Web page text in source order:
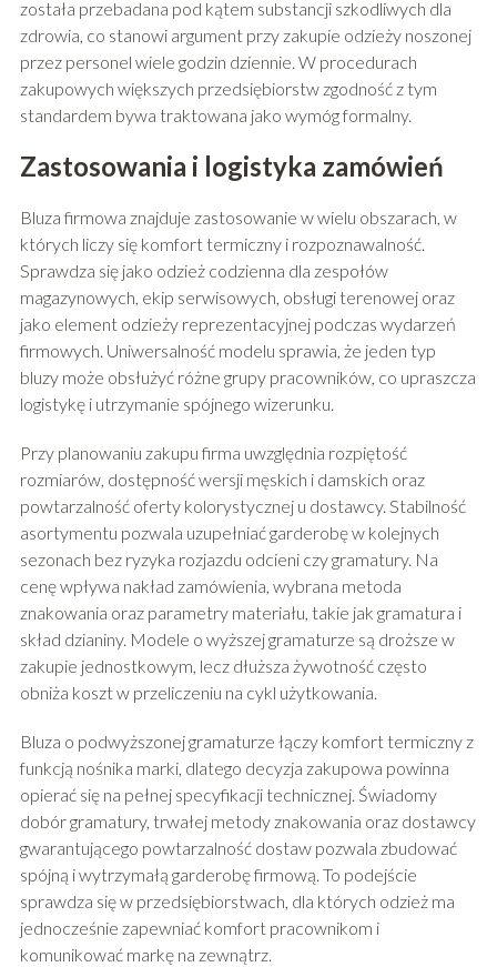
została przebadana pod kątem substancji szkodliwych dla
zdrowia, co stanowi argument przy zakupie odzieży noszonej
przez personel wiele godzin dziennie. W procedurach
zakupowych większych przedsiębiorstw zgodność z tym
standardem bywa traktowana jako wymóg formalny.
Zastosowania i logistyka zamówień
Bluza firmowa znajduje zastosowanie w wielu obszarach, w
których liczy się komfort termiczny i rozpoznawalność.
Sprawdza się jako odzież codzienna dla zespołów
magazynowych, ekip serwisowych, obsługi terenowej oraz
jako element odzieży reprezentacyjnej podczas wydarzeń
firmowych. Uniwersalność modelu sprawia, że jeden typ
bluzy może obsłużyć różne grupy pracowników, co upraszcza
logistykę i utrzymanie spójnego wizerunku.
Przy planowaniu zakupu firma uwzględnia rozpiętość
rozmiarów, dostępność wersji męskich i damskich oraz
powtarzalność oferty kolorystycznej u dostawcy. Stabilność
asortymentu pozwala uzupełniać garderobę w kolejnych
sezonach bez ryzyka rozjazdu odcieni czy gramatury. Na
cenę wpływa nakład zamówienia, wybrana metoda
znakowania oraz parametry materiału, takie jak gramatura i
skład dzianiny. Modele o wyższej gramaturze są droższe w
zakupie jednostkowym, lecz dłuższa żywotność często
obniża koszt w przeliczeniu na cykl użytkowania.
Bluza o podwyższonej gramaturze łączy komfort termiczny z
funkcją nośnika marki, dlatego decyzja zakupowa powinna
opierać się na pełnej specyfikacji technicznej. Świadomy
dobór gramatury, trwałej metody znakowania oraz dostawcy
gwarantującego powtarzalność dostaw pozwala zbudować
spójną i wytrzymałą garderobę firmową. To podejście
sprawdza się w przedsiębiorstwach, dla których odzież ma
jednocześnie zapewniać komfort pracownikom i
komunikować markę na zewnątrz.